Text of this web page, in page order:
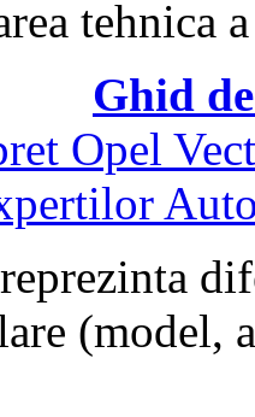
tehnica
Ghid
Opel
(model,